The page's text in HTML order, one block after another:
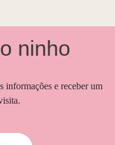
ninho
informações e receber um